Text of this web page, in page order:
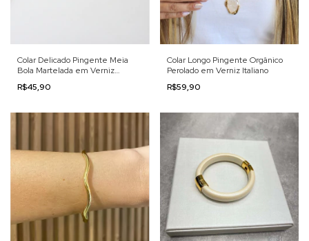
Colar Delicado Pingente Meia
Bola Martelada em Verniz
R$45,90
Colar Longo Pingente Orgânico
Perolado em Verniz Italiano
R$59,90